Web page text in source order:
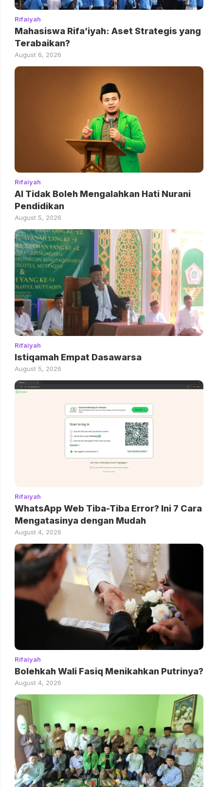
Rifaiyah
Mahasiswa Rifa’iyah: Aset Strategis yang
Terabaikan?
August 6, 2026
Rifaiyah
AI Tidak Boleh Mengalahkan Hati Nurani
Pendidikan
August 5, 2026
Rifaiyah
Istiqamah Empat Dasawarsa
August 5, 2026
Rifaiyah
WhatsApp Web Tiba-Tiba Error? Ini 7 Cara
Mengatasinya dengan Mudah
August 4, 2026
Rifaiyah
Bolehkah Wali Fasiq Menikahkan Putrinya?
August 4, 2026